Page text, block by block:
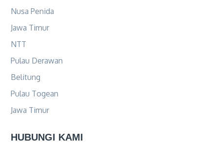
Nusa Penida
Jawa Timur
NTT
Pulau Derawan
Belitung
Pulau Togean
Jawa Timur
HUBUNGI KAMI